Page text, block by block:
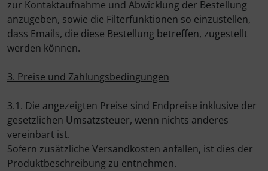
zur Kontaktaufnahme und Abwicklung der Bestellung
anzugeben, sowie die Filterfunktionen so einzustellen,
dass Emails, die diese Bestellung betreffen, zugestellt
werden können.
3. Preise und Zahlungsbedingungen
3.1. Die angezeigten Preise sind Endpreise inklusive der
gesetzlichen Umsatzsteuer, wenn nichts anderes
vereinbart ist.
Sofern zusätzliche Versandkosten anfallen, ist dies der
Produktbeschreibung zu entnehmen.